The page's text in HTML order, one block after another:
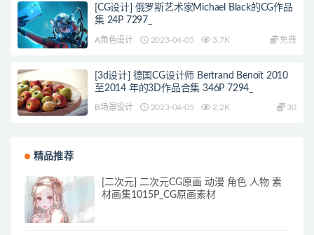
[CG设计] 俄罗斯艺术家Michael Black的CG作品
集 24P 7297_
A角色设计 2023-04-05 3.7K 免费
[3d设计] 德国CG设计师 Bertrand Benoit 2010
至2014 年的3D作品合集 346P 7294_
B场景设计 2023-04-05 2.2K 30
精品推荐
[二次元] 二次元CG原画 动漫 角色 人物 素
材画集1015P_CG原画素材